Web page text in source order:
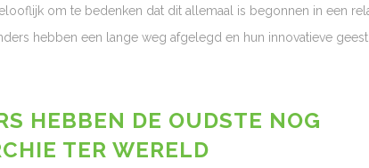
om te bedenken dat dit allemaal is begonnen in een
hebben een lange weg afgelegd en hun innovatieve
HEBBEN DE OUDSTE NOG
TER WERELD